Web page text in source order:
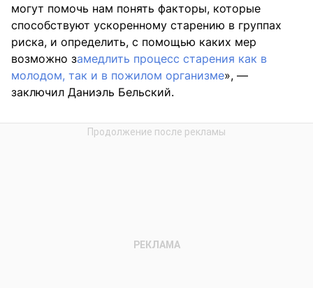
могут помочь нам понять факторы, которые
способствуют ускоренному старению в группах
риска, и определить, с помощью каких мер
возможно замедлить процесс старения как в
молодом, так и в пожилом организме», —
заключил Даниэль Бельский.